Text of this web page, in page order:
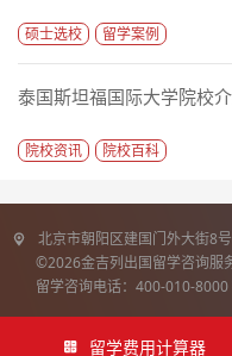
硕士选校 留学案例
泰国斯坦福国际大学院校
院校资讯 院校百科
北京市朝阳区建国门外大街8
©2026金吉列出国留学咨询服
留学咨询电话：400-010-
留学费用计算器